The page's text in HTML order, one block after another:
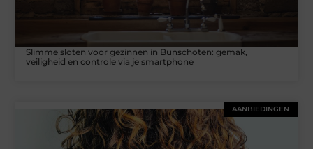
Slimme sloten voor gezinnen in Bunschoten: gemak,
veiligheid en controle via je smartphone
AANBIEDINGEN